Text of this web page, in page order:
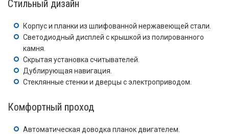
Стильный дизайн
Корпус и планки из шлифованной нержавеющей стали.
Светодиодный дисплей с крышкой из полированного
камня.
Скрытая установка считывателей.
Дублирующая навигация.
Стеклянные стенки и дверцы с электроприводом.
Комфортный проход
Автоматическая доводка планок двигателем.